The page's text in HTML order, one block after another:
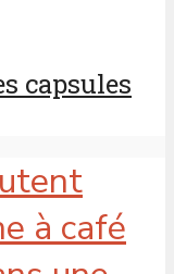
capsules